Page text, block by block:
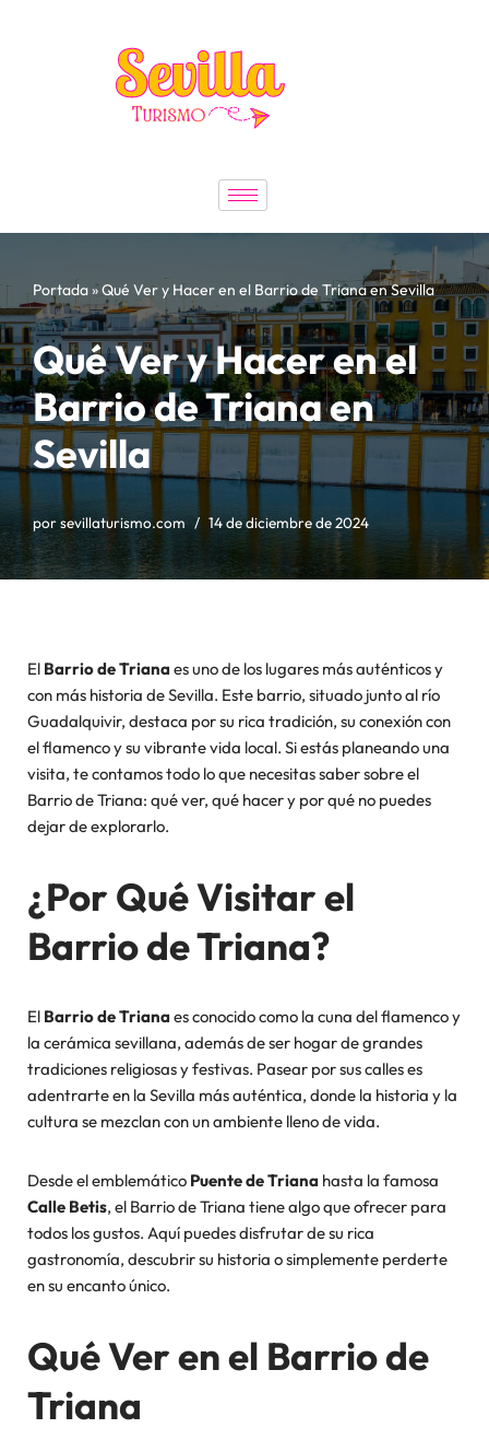
Portada»Qué Ver y Hacer en el Barrio de Triana en Sevilla
Qué Ver y Hacer en el
Barrio de Triana en
Sevilla
porsevillaturismo.com 14 de diciembre de 2024
El Barrio de Trianaes uno de los lugares más auténticos y
con más historia de Sevilla. Este barrio, situado junto al río
Guadalquivir, destaca por su rica tradición, su conexión con
el flamenco y su vibrante vida local. Si estás planeando una
visita, te contamos todo lo que necesitas saber sobre el
Barrio de Triana: qué ver, qué hacer y por qué no puedes
dejar de explorarlo.
¿Por Qué Visitar el
Barrio de Triana?
El Barrio de Trianaes conocido como la cuna del flamenco y
la cerámica sevillana, además de ser hogar de grandes
tradiciones religiosas y festivas. Pasear por sus calles es
adentrarte en la Sevilla más auténtica, donde la historia y la
cultura se mezclan con un ambiente lleno de vida.
Desde el emblemático Puente de Triana hasta la famosa
Calle Betis, el Barrio de Triana tiene algo que ofrecer para
todos los gustos. Aquí puedes disfrutar de su rica
gastronomía, descubrir su historia o simplemente perderte
en su encanto único.
Qué Ver en el Barrio de
Triana